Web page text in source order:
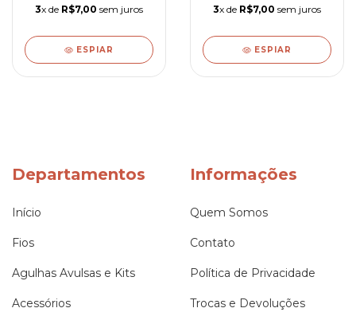
3x de R$7,00 sem juros
ESPIAR
3x de R$7,00 sem juros
ESPIAR
Departamentos
Início
Fios
Agulhas Avulsas e Kits
Acessórios
Informações
Quem Somos
Contato
Política de Privacidade
Trocas e Devoluções